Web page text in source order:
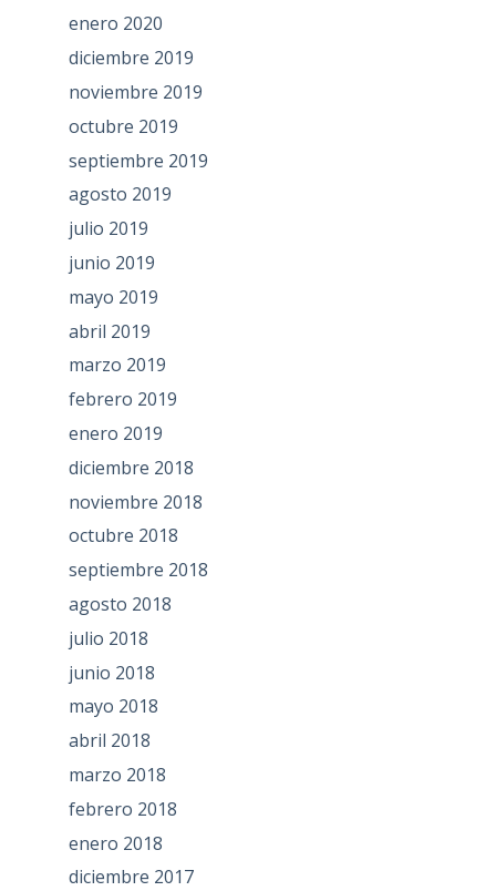
enero 2020
diciembre 2019
noviembre 2019
octubre 2019
septiembre 2019
agosto 2019
julio 2019
junio 2019
mayo 2019
abril 2019
marzo 2019
febrero 2019
enero 2019
diciembre 2018
noviembre 2018
octubre 2018
septiembre 2018
agosto 2018
julio 2018
junio 2018
mayo 2018
abril 2018
marzo 2018
febrero 2018
enero 2018
diciembre 2017